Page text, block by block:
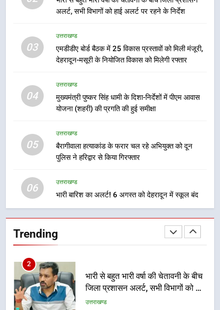
अलर्ट, सभी विभागों को हाई अलर्ट पर रहने के निर्देश
03
उत्तराखण्ड
एमडीडीए बोर्ड बैठक में 25 विकास प्रस्तावों को मिली मंजूरी,
देहरादून-मसूरी के नियोजित विकास को मिलेगी रफ्तार
04
उत्तराखण्ड
मुख्यमंत्री पुष्कर सिंह धामी के दिशा-निर्देशों में पीएम आवास
योजना (शहरी) की प्रगति की हुई समीक्षा
05
उत्तराखण्ड
बैरागीवाला हत्याकांड के फरार चल रहे अभियुक्त को दून
पुलिस ने हरिद्वार से किया गिरफ्तार
06
उत्तराखण्ड
भारी बारिश का अलर्ट! 6 अगस्त को देहरादून में स्कूल बंद
Trending
उत्तराखण्ड
7
मुख्यमंत्री धामी की सुरक्षा प्राथमिकता:
सीसीटीवी, ड्रोन और स्वास्थ्य सेवाओं के
8
का शुभारंभ
उत्तराखण्ड
विश्वविद्यालय में अनुसंधान संरचना होगी
सुदृढ
उत्तराखण्ड
2
अलर्ट पर रहने के निर्देश
उत्तराखण्ड
3